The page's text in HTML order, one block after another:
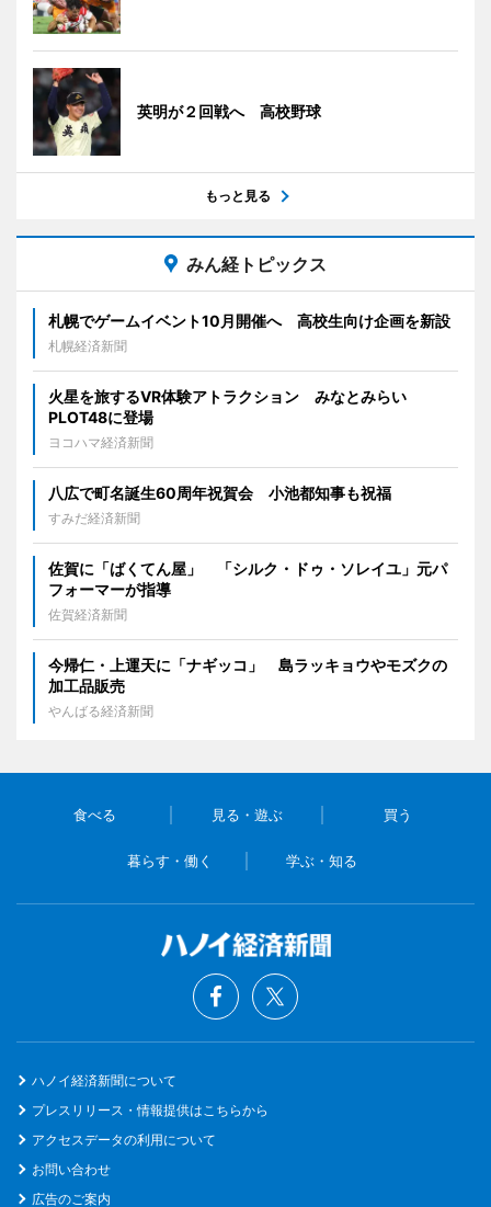
英明が２回戦へ 高校野球
もっと見る
みん経トピックス
札幌でゲームイベント10月開催へ 高校生向け企画を新設
札幌経済新聞
火星を旅するVR体験アトラクション みなとみらい
PLOT48に登場
ヨコハマ経済新聞
八広で町名誕生60周年祝賀会 小池都知事も祝福
すみだ経済新聞
佐賀に「ばくてん屋」 「シルク・ドゥ・ソレイユ」元パ
フォーマーが指導
佐賀経済新聞
今帰仁・上運天に「ナギッコ」 島ラッキョウやモズクの
加工品販売
やんばる経済新聞
食べる 見る・遊ぶ 買う
暮らす・働く 学ぶ・知る
ハノイ経済新聞について
プレスリリース・情報提供はこちらから
アクセスデータの利用について
お問い合わせ
広告のご案内